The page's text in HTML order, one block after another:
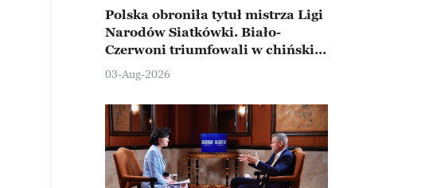
Polska obroniła tytuł mistrza Ligi
Narodów Siatkówki. Biało-
Czerwoni triumfowali w chińskim
Ningbo
03-Aug-2026